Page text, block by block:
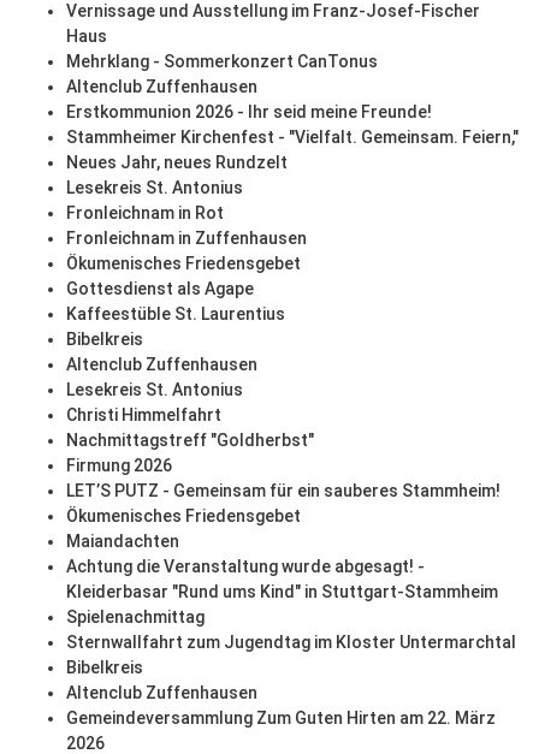
Vernissage und Ausstellung im Franz-Josef-Fischer
Haus
Mehrklang - Sommerkonzert CanTonus
Altenclub Zuffenhausen
Erstkommunion 2026 - Ihr seid meine Freunde!
Stammheimer Kirchenfest - "Vielfalt. Gemeinsam. Feiern,"
Neues Jahr, neues Rundzelt
Lesekreis St. Antonius
Fronleichnam in Rot
Fronleichnam in Zuffenhausen
Ökumenisches Friedensgebet
Gottesdienst als Agape
Kaffeestüble St. Laurentius
Bibelkreis
Altenclub Zuffenhausen
Lesekreis St. Antonius
Christi Himmelfahrt
Nachmittagstreff "Goldherbst"
Firmung 2026
LET’S PUTZ - Gemeinsam für ein sauberes Stammheim!
Ökumenisches Friedensgebet
Maiandachten
Achtung die Veranstaltung wurde abgesagt! -
Kleiderbasar "Rund ums Kind" in Stuttgart-Stammheim
Spielenachmittag
Sternwallfahrt zum Jugendtag im Kloster Untermarchtal
Bibelkreis
Altenclub Zuffenhausen
Gemeindeversammlung Zum Guten Hirten am 22. März
2026